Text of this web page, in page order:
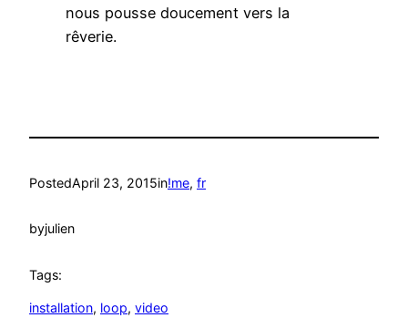
nous pousse doucement vers la
rêverie.
PostedApril 23, 2015in!me, fr
byjulien
Tags:
installation, loop, video